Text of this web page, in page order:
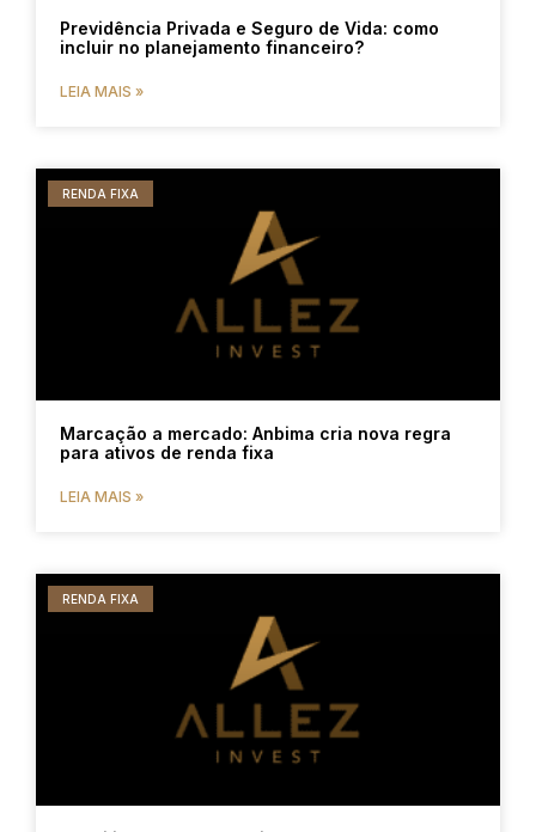
Previdência Privada e Seguro de Vida: como
incluir no planejamento financeiro?
LEIA MAIS »
RENDA FIXA
Marcação a mercado: Anbima cria nova regra
para ativos de renda fixa
LEIA MAIS »
RENDA FIXA